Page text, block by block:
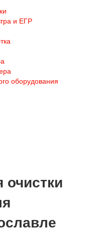
и ЕГР
оборудования
очистки